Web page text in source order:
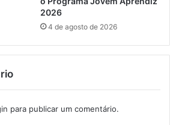
2026
4 de agosto de 2026
para publicar um comentário.